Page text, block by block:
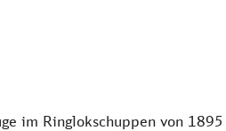
im Ringlokschuppen von 1895